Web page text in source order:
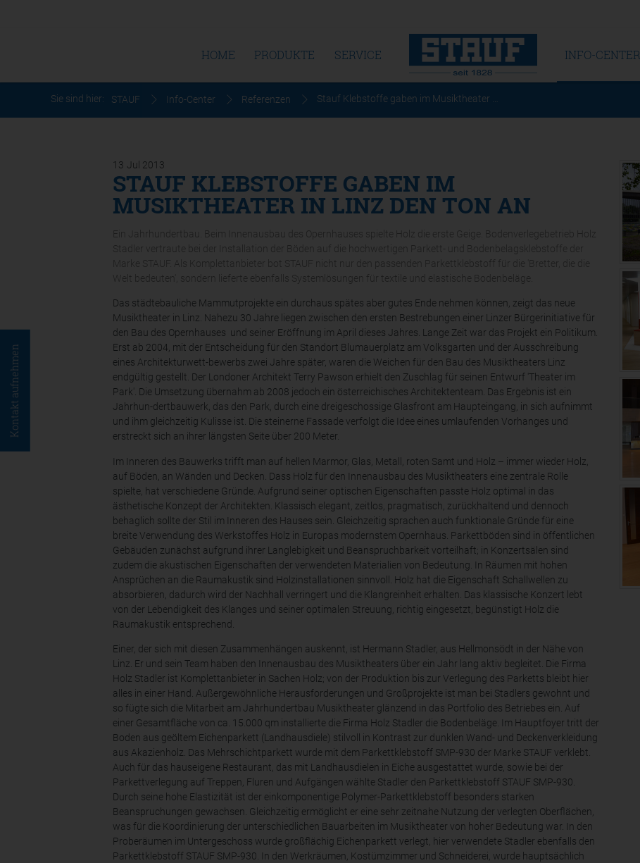
Kontakt aufnehmen
HOME PRODUKTE SERVICE INFO-CENTER
Sie sind hier: STAUF Info-Center Referenzen Stauf Klebstoffe gaben im Musiktheater …
13 Jul 2013
STAUF KLEBSTOFFE GABEN IM
MUSIKTHEATER IN LINZ DEN TON AN
Ein Jahrhundertbau. Beim Innenausbau des Opernhauses spielte Holz die erste Geige. Bodenverlegebetrieb Holz
Stadler vertraute bei der Installation der Böden auf die hochwertigen Parkett- und Bodenbelagsklebstoffe der
Marke STAUF. Als Komplettanbieter bot STAUF nicht nur den passenden Parkettklebstoff für die 'Bretter, die die
Welt bedeuten', sondern lieferte ebenfalls Systemlösungen für textile und elastische Bodenbeläge.
Das städtebauliche Mammutprojekte ein durchaus spätes aber gutes Ende nehmen können, zeigt das neue
Musiktheater in Linz. Nahezu 30 Jahre liegen zwischen den ersten Bestrebungen einer Linzer Bürgerinitiative für
den Bau des Opernhauses und seiner Eröffnung im April dieses Jahres. Lange Zeit war das Projekt ein Politikum.
Erst ab 2004, mit der Entscheidung für den Standort Blumauerplatz am Volksgarten und der Ausschreibung
eines Architekturwett-bewerbs zwei Jahre später, waren die Weichen für den Bau des Musiktheaters Linz
endgültig gestellt. Der Londoner Architekt Terry Pawson erhielt den Zuschlag für seinen Entwurf 'Theater im
Park'. Die Umsetzung übernahm ab 2008 jedoch ein österreichisches Architektenteam. Das Ergebnis ist ein
Jahrhun-dertbauwerk, das den Park, durch eine dreigeschossige Glasfront am Haupteingang, in sich aufnimmt
und ihm gleichzeitig Kulisse ist. Die steinerne Fassade verfolgt die Idee eines umlaufenden Vorhanges und
erstreckt sich an ihrer längsten Seite über 200 Meter.
Im Inneren des Bauwerks trifft man auf hellen Marmor, Glas, Metall, roten Samt und Holz – immer wieder Holz,
auf Böden, an Wänden und Decken. Dass Holz für den Innenausbau des Musiktheaters eine zentrale Rolle
spielte, hat verschiedene Gründe. Aufgrund seiner optischen Eigenschaften passte Holz optimal in das
ästhetische Konzept der Architekten. Klassisch elegant, zeitlos, pragmatisch, zurückhaltend und dennoch
behaglich sollte der Stil im Inneren des Hauses sein. Gleichzeitig sprachen auch funktionale Gründe für eine
breite Verwendung des Werkstoffes Holz in Europas modernstem Opernhaus. Parkettböden sind in öffentlichen
Gebäuden zunächst aufgrund ihrer Langlebigkeit und Beanspruchbarkeit vorteilhaft; in Konzertsälen sind
zudem die akustischen Eigenschaften der verwendeten Materialien von Bedeutung. In Räumen mit hohen
Ansprüchen an die Raumakustik sind Holzinstallationen sinnvoll. Holz hat die Eigenschaft Schallwellen zu
absorbieren, dadurch wird der Nachhall verringert und die Klangreinheit erhalten. Das klassische Konzert lebt
von der Lebendigkeit des Klanges und seiner optimalen Streuung, richtig eingesetzt, begünstigt Holz die
Raumakustik entsprechend.
Einer, der sich mit diesen Zusammenhängen auskennt, ist Hermann Stadler, aus Hellmonsödt in der Nähe von
Linz. Er und sein Team haben den Innenausbau des Musiktheaters über ein Jahr lang aktiv begleitet. Die Firma
Holz Stadler ist Komplettanbieter in Sachen Holz; von der Produktion bis zur Verlegung des Parketts bleibt hier
alles in einer Hand. Außergewöhnliche Herausforderungen und Großprojekte ist man bei Stadlers gewohnt und
so fügte sich die Mitarbeit am Jahrhundertbau Musiktheater glänzend in das Portfolio des Betriebes ein. Auf
einer Gesamtfläche von ca. 15.000 qm installierte die Firma Holz Stadler die Bodenbeläge. Im Hauptfoyer tritt der
Boden aus geöltem Eichenparkett (Landhausdiele) stilvoll in Kontrast zur dunklen Wand- und Deckenverkleidung
aus Akazienholz. Das Mehrschichtparkett wurde mit dem Parkettklebstoff SMP-930 der Marke STAUF verklebt.
Auch für das hauseigene Restaurant, das mit Landhausdielen in Eiche ausgestattet wurde, sowie bei der
Parkettverlegung auf Treppen, Fluren und Aufgängen wählte Stadler den Parkettklebstoff STAUF SMP-930.
Durch seine hohe Elastizität ist der einkomponentige Polymer-Parkettklebstoff besonders starken
Beanspruchungen gewachsen. Gleichzeitig ermöglicht er eine sehr zeitnahe Nutzung der verlegten Oberflächen,
was für die Koordinierung der unterschiedlichen Bauarbeiten im Musiktheater von hoher Bedeutung war. In den
Proberäumen im Untergeschoss wurde großflächig Eichenparkett verlegt, hier verwendete Stadler ebenfalls den
Parkettklebstoff STAUF SMP-930. In den Werkräumen, Kostümzimmer und Schneiderei, wurde hauptsächlich